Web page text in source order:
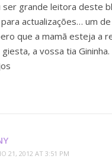
ser grande leitora deste
actualizações… um
que a mamã esteja a
giesta, a vossa tia Gininha.
21, 2012 AT 3:51 PM